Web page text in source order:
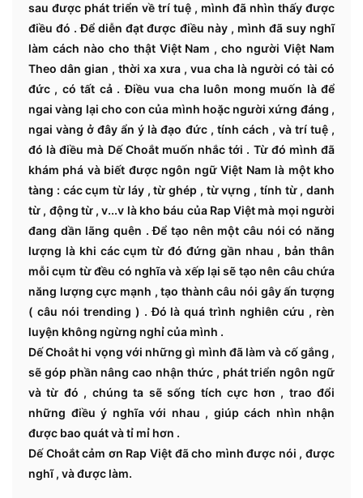
sau được phát triển về trí tuệ , mình đã nhìn thấy được
điều đó . Để diễn đạt được điều này , mình đã suy nghĩ
làm cách nào cho thật Việt Nam , cho người Việt Nam
Theo dân gian , thời xa xưa , vua cha là người có tài có
đức , có tất cả . Điều vua cha luôn mong muốn là để
ngai vàng lại cho con của mình hoặc người xứng đáng ,
ngai vàng ở đây ẩn ý là đạo đức , tính cách , và trí tuệ ,
đó là điều mà Dế Choắt muốn nhắc tới . Từ đó mình đã
khám phá và biết được ngôn ngữ Việt Nam là một kho
tàng : các cụm từ láy , từ ghép , từ vựng , tính từ , danh
từ , động từ , v...v là kho báu của Rap Việt mà mọi người
đang dần lãng quên . Để tạo nên một câu nói có năng
lượng là khi các cụm từ đó đứng gần nhau , bản thân
mỗi cụm từ đều có nghĩa và xếp lại sẽ tạo nên câu chứa
năng lượng cực mạnh , tạo thành câu nói gây ấn tượng
( câu nói trending ) . Đó là quá trình nghiên cứu , rèn
luyện không ngừng nghỉ của mình .
Dế Choắt hi vọng với những gì mình đã làm và cố gắng ,
sẽ góp phần nâng cao nhận thức , phát triển ngôn ngữ
và từ đó , chúng ta sẽ sống tích cực hơn , trao đổi
những điều ý nghĩa với nhau , giúp cách nhìn nhận
được bao quát và tỉ mỉ hơn .
Dế Choắt cảm ơn Rap Việt đã cho mình được nói , được
nghĩ , và được làm.